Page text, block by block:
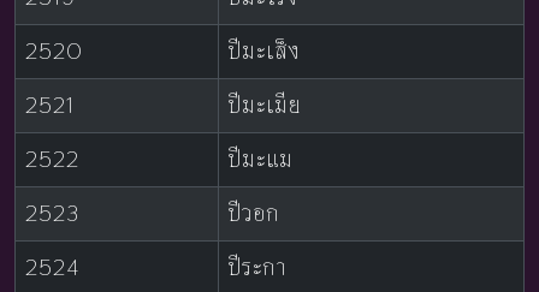
2520
ปีมะเส็ง
2521
ปีมะเมีย
2522
ปีมะแม
2523
ปีวอก
2524
ปีระกา